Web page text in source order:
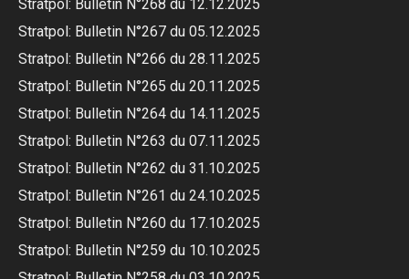
Stratpol: Bulletin N°268 du 12.12.2025
Stratpol: Bulletin N°267 du 05.12.2025
Stratpol: Bulletin N°266 du 28.11.2025
Stratpol: Bulletin N°265 du 20.11.2025
Stratpol: Bulletin N°264 du 14.11.2025
Stratpol: Bulletin N°263 du 07.11.2025
Stratpol: Bulletin N°262 du 31.10.2025
Stratpol: Bulletin N°261 du 24.10.2025
Stratpol: Bulletin N°260 du 17.10.2025
Stratpol: Bulletin N°259 du 10.10.2025